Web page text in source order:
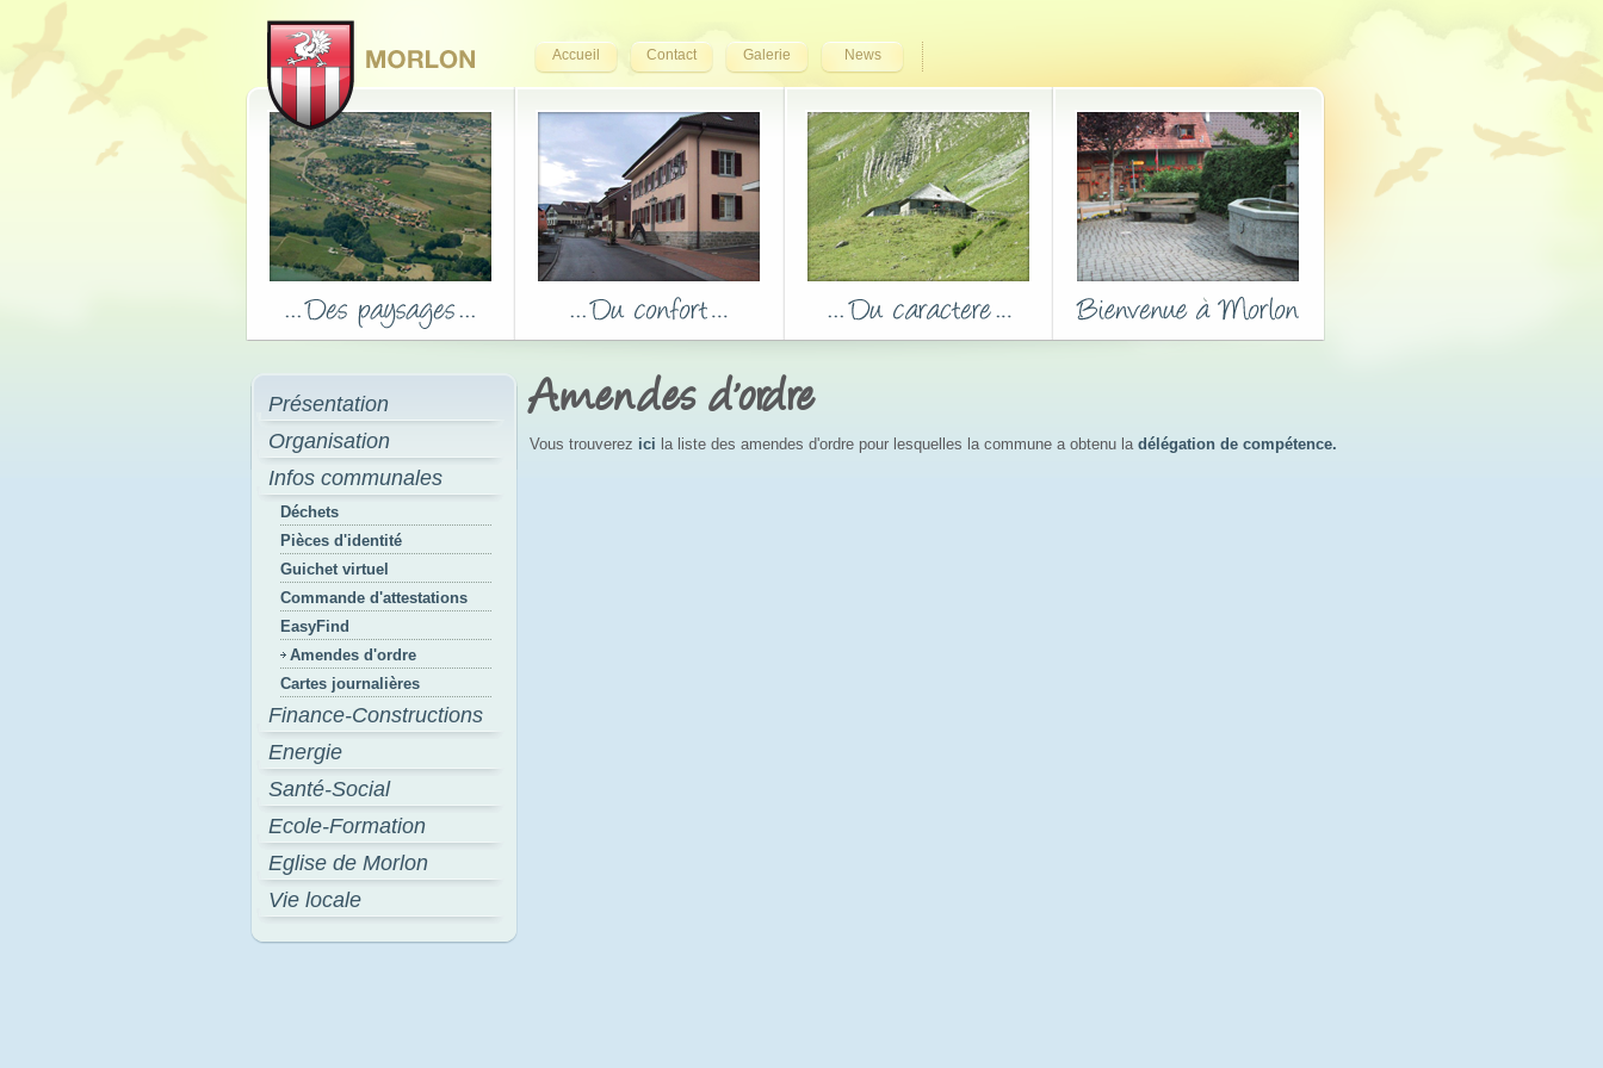
Accueil Contact Galerie News
Présentation
Organisation
Infos communales
Déchets
Pièces d'identité
Guichet virtuel
Commande d'attestations
EasyFind
Amendes d'ordre
Cartes journalières
Finance-Constructions
Energie
Santé-Social
Ecole-Formation
Eglise de Morlon
Vie locale
Amendes d'ordre
Vous trouverez ici la liste des amendes d'ordre pour lesquelles la commune a obtenu la délégation de compétence.